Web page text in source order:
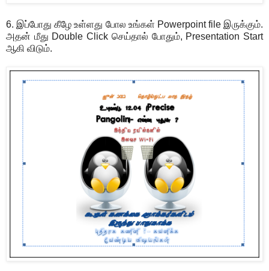
6. இப்போது கீழே உள்ளது போல உங்கள் Powerpoint file இருக்கும்.
அதன் மீது Double Click செய்தால் போதும், Presentation Start
ஆகி விடும்.